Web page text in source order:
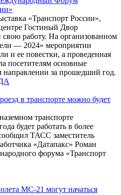
«Транспорт России»,
Гостиный Двор
работу. На организованном
— 2024» мероприятии
и ее повестки, а проведенная
посетителям основные
направлении за прошедший год.
в транспорте можно будет
транспорте
будет работать в более
ТАСС заместитель
«Датапакс» Роман
форума «Транспорт
МС-21 могут начаться